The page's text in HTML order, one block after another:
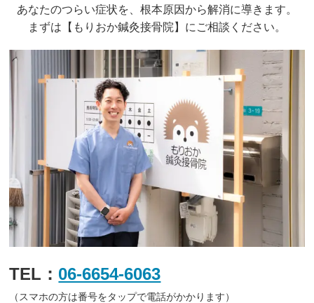
あなたのつらい症状を、根本原因から解消に導きます。
まずは【もりおか鍼灸接骨院】にご相談ください。
TEL： 06-6654-6063
（スマホの方は番号をタップで電話がかかります）